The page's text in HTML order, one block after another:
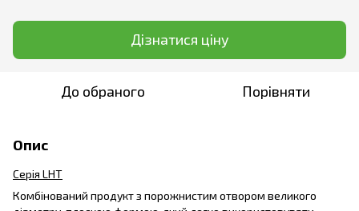
Дізнатися ціну
До обраного Порівняти
Опис
Серія LHT
Комбінований продукт з порожнистим отвором великого